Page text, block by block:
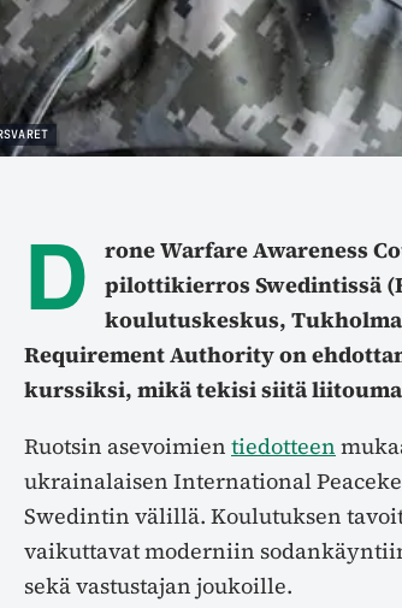
D
rone Warfare Awareness
pilottikierros Swedintissä
koulutuskeskus,
Requirement Authority on
kurssiksi, mikä tekisi siitä
Ruotsin asevoimien tiedotteen
ukrainalaisen International
Swedintin välillä. Koulutuksen
vaikuttavat moderniin
sekä vastustajan joukoille.